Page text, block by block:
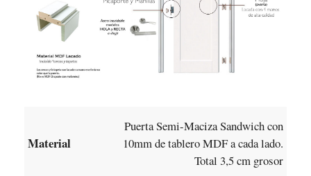
Material
Puerta Semi-Maciza Sandwich con
10mm de tablero MDF a cada lado.
Total 3,5 cm grosor